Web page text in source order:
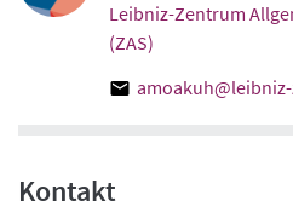
Leibniz-Zentrum
(ZAS)
Kontakt